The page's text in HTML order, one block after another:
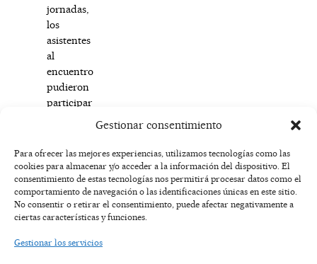
Gestionar consentimiento
Para ofrecer las mejores experiencias, utilizamos tecnologías como las
cookies para almacenar y/o acceder a la información del dispositivo. El
consentimiento de estas tecnologías nos permitirá procesar datos como el
comportamiento de navegación o las identificaciones únicas en este sitio.
No consentir o retirar el consentimiento, puede afectar negativamente a
ciertas características y funciones.
Gestionar los servicios
jornadas,
los
asistentes
al
encuentro
pudieron
participar
interesantes
como
la
visita
los